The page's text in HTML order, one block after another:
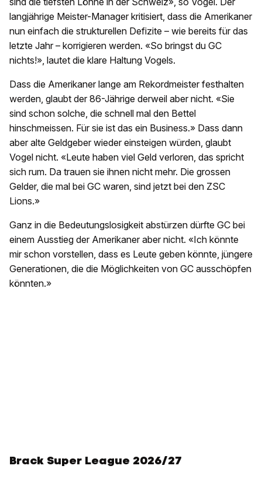
langjährige Meister-Manager kritisiert, dass die Amerikaner
nun einfach die strukturellen Defizite – wie bereits für das
letzte Jahr – korrigieren werden. «So bringst du GC
nichts!», lautet die klare Haltung Vogels.
Dass die Amerikaner lange am Rekordmeister festhalten
werden, glaubt der 86-Jährige derweil aber nicht. «Sie
sind schon solche, die schnell mal den Bettel
hinschmeissen. Für sie ist das ein Business.» Dass dann
aber alte Geldgeber wieder einsteigen würden, glaubt
Vogel nicht. «Leute haben viel Geld verloren, das spricht
sich rum. Da trauen sie ihnen nicht mehr. Die grossen
Gelder, die mal bei GC waren, sind jetzt bei den ZSC
Lions.»
Ganz in die Bedeutungslosigkeit abstürzen dürfte GC bei
einem Ausstieg der Amerikaner aber nicht. «Ich könnte
mir schon vorstellen, dass es Leute geben könnte, jüngere
Generationen, die die Möglichkeiten von GC ausschöpfen
könnten.»
Brack Super League 2026/27